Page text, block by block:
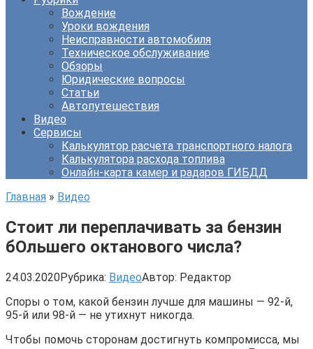
Вождение
Уроки вождения
Неисправности автомобиля
Техническое обслуживание
Обзоры
Юридические вопросы
Статьи
Автопутешествия
Видео
Сервисы
Калькулятор расчета транспортного налога
Калькулятора расхода топлива
Онлайн-карта камер и радаров ГИБДД
Главная » Видео
Стоит ли переплачивать за бензин
бОльшего октанового числа?
24.03.2020Рубрика: ВидеоАвтор: Редактор
Споры о том, какой бензин лучше для машины — 92-й,
95-й или 98-й — не утихнут никогда.
Чтобы помочь сторонам достигнуть компромисса, мы